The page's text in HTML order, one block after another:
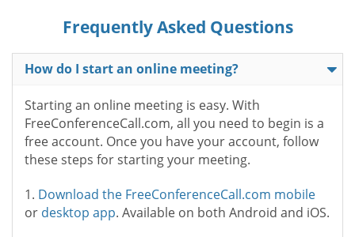
Frequently Asked Questions
How do I start an online meeting?
Starting an online meeting is easy. With
FreeConferenceCall.com, all you need to begin is a
free account. Once you have your account, follow
these steps for starting your meeting.
1. Download the FreeConferenceCall.com mobile
or desktop app. Available on both Android and iOS.